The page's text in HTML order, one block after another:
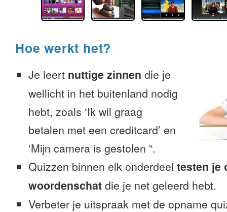
Hoe werkt het?
Je leert nuttige zinnen die je
wellicht in het buitenland nodig
hebt, zoals ‘Ik wil graag
betalen met een creditcard’ en
‘Mijn camera is gestolen “.
Quizzen binnen elk onderdeel testen je
woordenschat die je net geleerd hebt.
Verbeter je uitspraak met de opname